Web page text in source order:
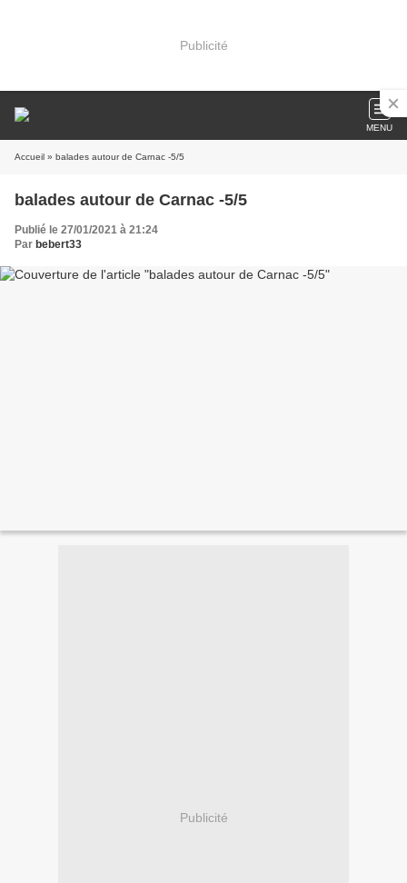
Publicité
MENU
Accueil » balades autour de Carnac -5/5
balades autour de Carnac -5/5
Publié le 27/01/2021 à 21:24
Par bebert33
Publicité